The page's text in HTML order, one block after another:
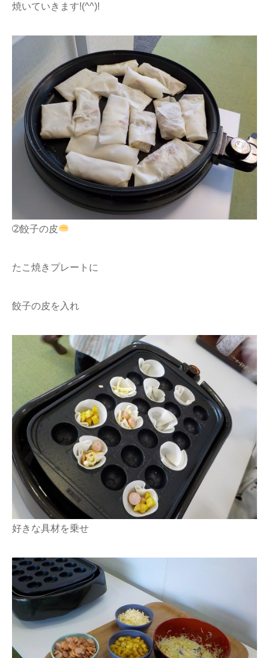
焼いていきます!(^^)!
➁餃子の皮
たこ焼きプレートに
餃子の皮を入れ
好きな具材を乗せ